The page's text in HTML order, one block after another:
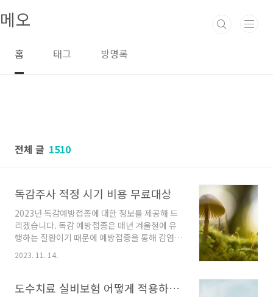
메오
홈 태그 방명록
전체 글 1510
독감주사 적정 시기 비용 무료대상
2023년 독감예방접종에 대한 정보를 제공해 드
리겠습니다. 독감 예방접종은 매년 겨울철에 유
행하는 질환이기 때문에 예방접종을 통해 감염을
예방하는 것이 중요합니다. 적정 시기 독감 예방
접종은 일반적으로 10월부터 3월까지 진행됩니
있어 예방접종을 받는 시기로 적절합니다. 주로
2023. 11. 14.
도수치료 실비보험 어떻게 적용하나요?